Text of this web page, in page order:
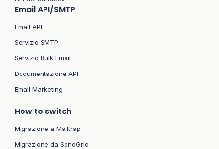
Email API/SMTP
Email API
Servizio SMTP
Servizio Bulk Email
Documentazione API
Email Marketing
How to switch
Migrazione a Mailtrap
Migrazione da SendGrid